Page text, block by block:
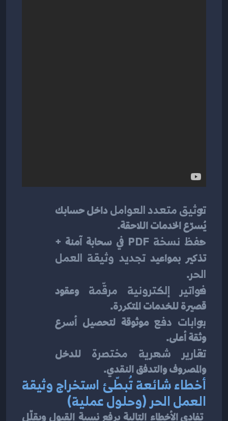
توثيق متعدد العوامل
يُسرّع الخدمات اللاحقة.
حفظ نسخة PDF
تذكير بمواعيد
الحر.
فواتير إلكترونية مرقّمة وعقود
قصيرة للخدمات المتكررة.
بوابات دفع موثوقة لتحصيل أسرع
وثقة أعلى.
تقارير شهرية مختصرة
والمصروف والتدفق النقدي.
العمل الحر (وحلول عملية)